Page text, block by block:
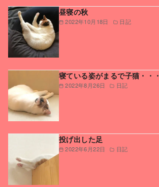
2022年10月18日 日記
昼寝の秋
2022年8月26日 日記
寝ている姿がまるで子猫・・・
2022年6月22日 日記
投げ出した足